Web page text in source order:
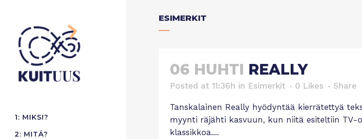
1: MIKSI?
2: MITÄ?
ESIMERKIT
06 HUHTI REALLY
Posted at 11:36h in Esimerkit 0 Likes Share
Tanskalainen Really hyödyntää kierrätettyä
myynti räjähti kasvuun, kun niitä esiteltiin TV-
klassikkoa....